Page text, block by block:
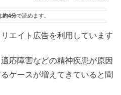
約4分で読めます。
エイト広告を利用しています
応障害などの精神疾患が原因
ケースが増えてきていると聞